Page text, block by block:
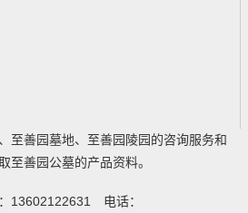
、 至善园墓地、 至善园陵园的咨询服务和
至善园公墓的产品资料。
13602122631 电话：